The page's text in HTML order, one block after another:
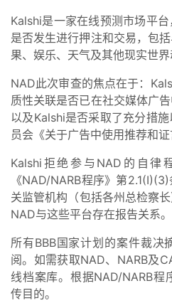
Kalshi是一家在线预测市场平
是否发生进行押注和交易，包
果、娱乐、天气及其他现实世界
NAD此次审查的焦点在于：
质性关联是否已在社交媒体广
以及Kalshi是否采取了充分措
员会《关于广告中使用推荐和证
Kalshi拒绝参与NAD的自律
《NAD/NARB程序》第
关监管机构（包括各州总检察
NAD与这些平台存在报告关系。
所有BBB国家计划的案件裁决
阅。如需获取NAD、NARB及
线档案库。根据NAD/NARB程
传目的。